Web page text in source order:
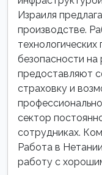
Израиля
производстве.
безопасности
предоставляют
страховку и
сектор
сотрудниках.
Работа в
работу с